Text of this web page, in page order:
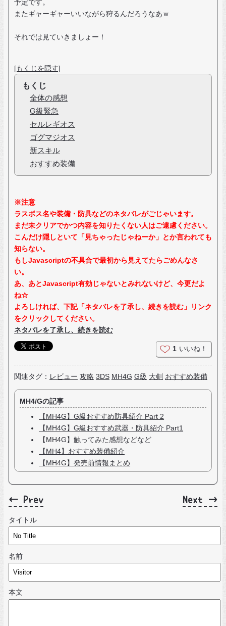
予定です。
またギャーギャーいいながら狩るんだろうなあｗ
それでは見ていきましょー！
[もくじを隠す]
もくじ
全体の感想
G級緊急
セルレギオス
ゴグマジオス
新スキル
おすすめ装備
※注意
ラスボス名や装備・防具などのネタバレがごじゃいます。
まだ未クリアでかつ内容を知りたくない人はご遠慮ください。
こんだけ隠しといて「見ちゃったじゃねーか」とか言われても
知らない。
もしJavascriptの不具合で最初から見えてたらごめんなさ
い。
あ、あとJavascript有効じゃないとみれないけど、今更だよ
ね☆
よろしければ、下記「ネタバレを了承し、続きを読む」リンク
をクリックしてください。
ネタバレを了承し、続きを読む
1 いいね！
関連タグ： レビュー 攻略 3DS MH4G G級 大剣 おすすめ装備
MH4/Gの記事
【MH4G】G級おすすめ防具紹介 Part 2
【MH4G】G級おすすめ武器・防具紹介 Part1
【MH4G】触ってみた感想などなど
【MH4】おすすめ装備紹介
【MH4G】発売前情報まとめ
← Prev Next →
タイトル
名前
本文